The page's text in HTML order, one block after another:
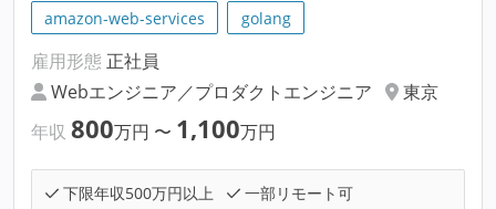
amazon-web-services
golang
雇用形態 正社員
Webエンジニア／プロダクトエンジニア
東京
年収 800万円 〜 1,100万円
下限年収500万円以上
一部リモート可